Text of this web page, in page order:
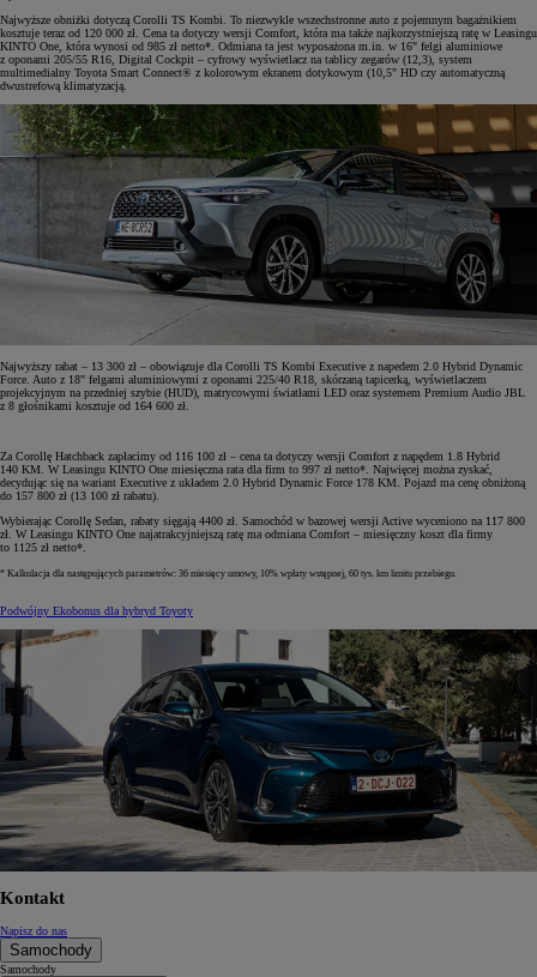
Najwyższe obniżki dotyczą Corolli TS Kombi. To niezwykle wszechstronne auto z pojemnym bagażnikiem
kosztuje teraz od 120 000 zł. Cena ta dotyczy wersji Comfort, która ma także najkorzystniejszą ratę w Leasingu
KINTO One, która wynosi od 985 zł netto*. Odmiana ta jest wyposażona m.in. w 16" felgi aluminiowe
z oponami 205/55 R16, Digital Cockpit – cyfrowy wyświetlacz na tablicy zegarów (12,3), system
multimedialny Toyota Smart Connect® z kolorowym ekranem dotykowym (10,5" HD czy automatyczną
dwustrefową klimatyzacją.
Najwyższy rabat – 13 300 zł – obowiązuje dla Corolli TS Kombi Executive z napedem 2.0 Hybrid Dynamic
Force. Auto z 18" felgami aluminiowymi z oponami 225/40 R18, skórzaną tapicerką, wyświetlaczem
projekcyjnym na przedniej szybie (HUD), matrycowymi światłami LED oraz systemem Premium Audio JBL
z 8 głośnikami kosztuje od 164 600 zł.
Za Corollę Hatchback zapłacimy od 116 100 zł – cena ta dotyczy wersji Comfort z napędem 1.8 Hybrid
140 KM. W Leasingu KINTO One miesięczna rata dla firm to 997 zł netto*. Najwięcej można zyskać,
decydując się na wariant Executive z układem 2.0 Hybrid Dynamic Force 178 KM. Pojazd ma cenę obniżoną
do 157 800 zł (13 100 zł rabatu).
Wybierając Corollę Sedan, rabaty sięgają 4400 zł. Samochód w bazowej wersji Active wyceniono na 117 800
zł. W Leasingu KINTO One najatrakcyjniejszą ratę ma odmiana Comfort – miesięczny koszt dla firmy
to 1125 zł netto*.
* Kalkulacja dla następujących parametrów: 36 miesięcy umowy, 10% wpłaty wstępnej, 60 tys. km limitu przebiegu.
Podwójny Ekobonus dla hybryd Toyoty
Kontakt
Napisz do nas
Samochody
Samochody